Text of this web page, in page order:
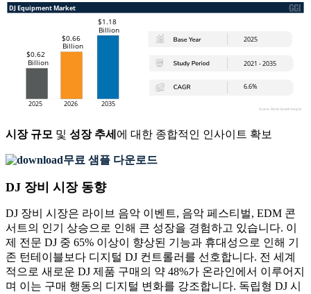
시장 규모 및 성장 추세 에 대한 종합적인 인사이트 확보
무료 샘플 다운로드
DJ 장비 시장 동향
DJ 장비 시장은 라이브 음악 이벤트, 음악 페스티벌, EDM 콘
서트의 인기 상승으로 인해 큰 성장을 경험하고 있습니다. 이
제 전문 DJ 중 65% 이상이 향상된 기능과 휴대성으로 인해 기
존 턴테이블보다 디지털 DJ 컨트롤러를 선호합니다. 전 세계
적으로 새로운 DJ 제품 구매의 약 48%가 온라인에서 이루어지
며 이는 구매 행동의 디지털 변화를 강조합니다. 독립형 DJ 시